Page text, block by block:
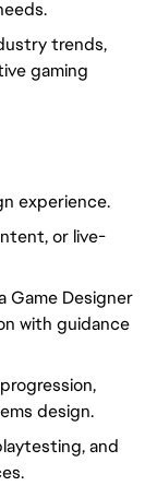
trends,
gaming
experience.
or live-
Game Designer
with guidance
design.
and